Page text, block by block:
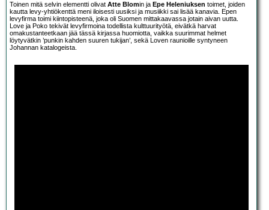
Toinen mitä selvin elementti olivat Atte Blomin ja Epe Heleniuksen toimet, joiden
kautta levy-yhtiökenttä meni iloisesti uusiksi ja musiikki sai lisää kanavia. Epen
levyfirma toimi kiintopisteenä, joka oli Suomen mittakaavassa jotain aivan uutta.
Love ja Poko tekivät levyfirmoina todellista kulttuurityötä, eivätkä harvat
omakustanteetkaan jää tässä kirjassa huomiotta, vaikka suurimmat helmet
löytyvätkin ’punkin kahden suuren tukijan’, sekä Loven raunioille syntyneen
Johannan katalogeista.